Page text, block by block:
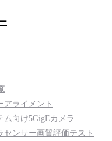
アライメント
ム向け5GigEカメラ
センサー画質評価テスト